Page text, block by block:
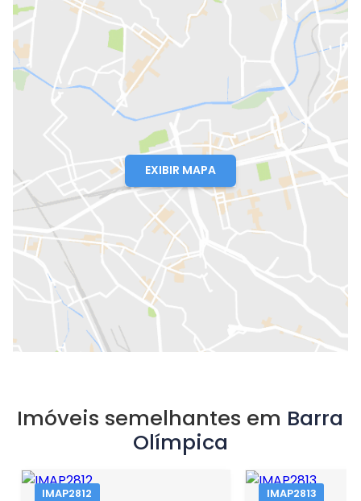
EXIBIR MAPA
Imóveis semelhantes em Barra
Olímpica
IMAP2812 IMAP2813